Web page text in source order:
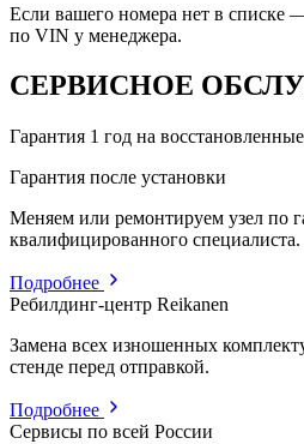
Если вашего номера нет в списке
по VIN у менеджера.
СЕРВИСНОЕ
Гарантия 1 год на
Гарантия после установки
Меняем или ремонтируем узел по
квалифицированного специалиста.
Подробнее
Ребилдинг-центр Reikanen
Замена всех изношенных
стенде перед отправкой.
Подробнее
Сервисы по всей России